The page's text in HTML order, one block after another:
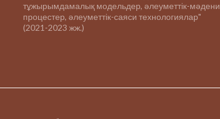
тұжырымдамалық модельдер, әлеуметтік-мәдени
процестер, әлеуметтік-саяси технологиялар"
(2021-2023 жж.)